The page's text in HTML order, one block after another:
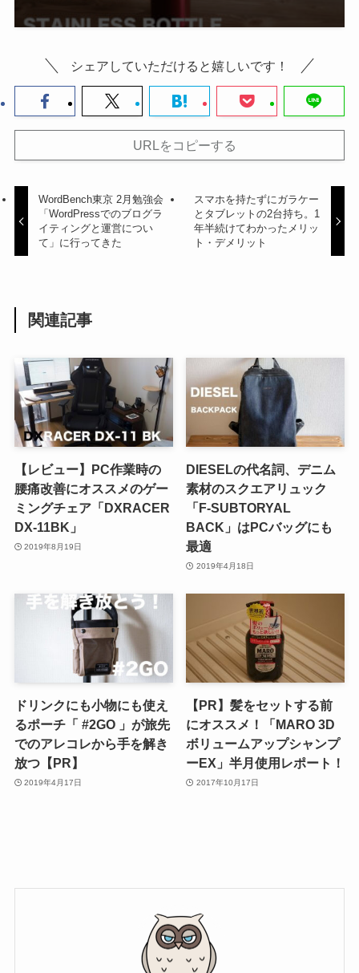
シェアしていただけると嬉しいです！
URLをコピーする
WordBench東京 2月勉強会
「WordPressでのブログラ
イティングと運営につい
て」に行ってきた
スマホを持たずにガラケー
とタブレットの2台持ち。1
年半続けてわかったメリッ
ト・デメリット
関連記事
【レビュー】PC作業時の
腰痛改善にオススメのゲー
ミングチェア「DXRACER
DX-11BK」
2019年8月19日
DIESELの代名詞、デニム
素材のスクエアリュック
「F-SUBTORYAL
BACK」はPCバッグにも
最適
2019年4月18日
ドリンクにも小物にも使え
るポーチ「 #2GO 」が旅先
でのアレコレから手を解き
放つ【PR】
2019年4月17日
【PR】髪をセットする前
にオススメ！「MARO 3D
ボリュームアップシャンプ
ーEX」半月使用レポート！
2017年10月17日